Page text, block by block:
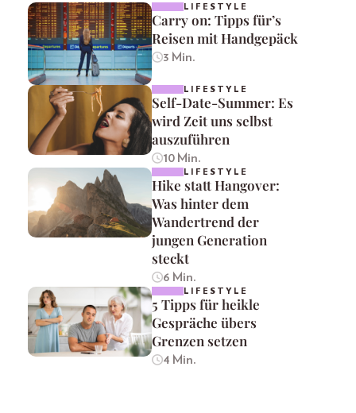
LIFESTYLE
Carry on: Tipps für’s
Reisen mit Handgepäck
3 Min.
LIFESTYLE
Self-Date-Summer: Es
wird Zeit uns selbst
auszuführen
10 Min.
LIFESTYLE
Hike statt Hangover:
Was hinter dem
Wandertrend der
jungen Generation
steckt
6 Min.
LIFESTYLE
5 Tipps für heikle
Gespräche übers
Grenzen setzen
4 Min.